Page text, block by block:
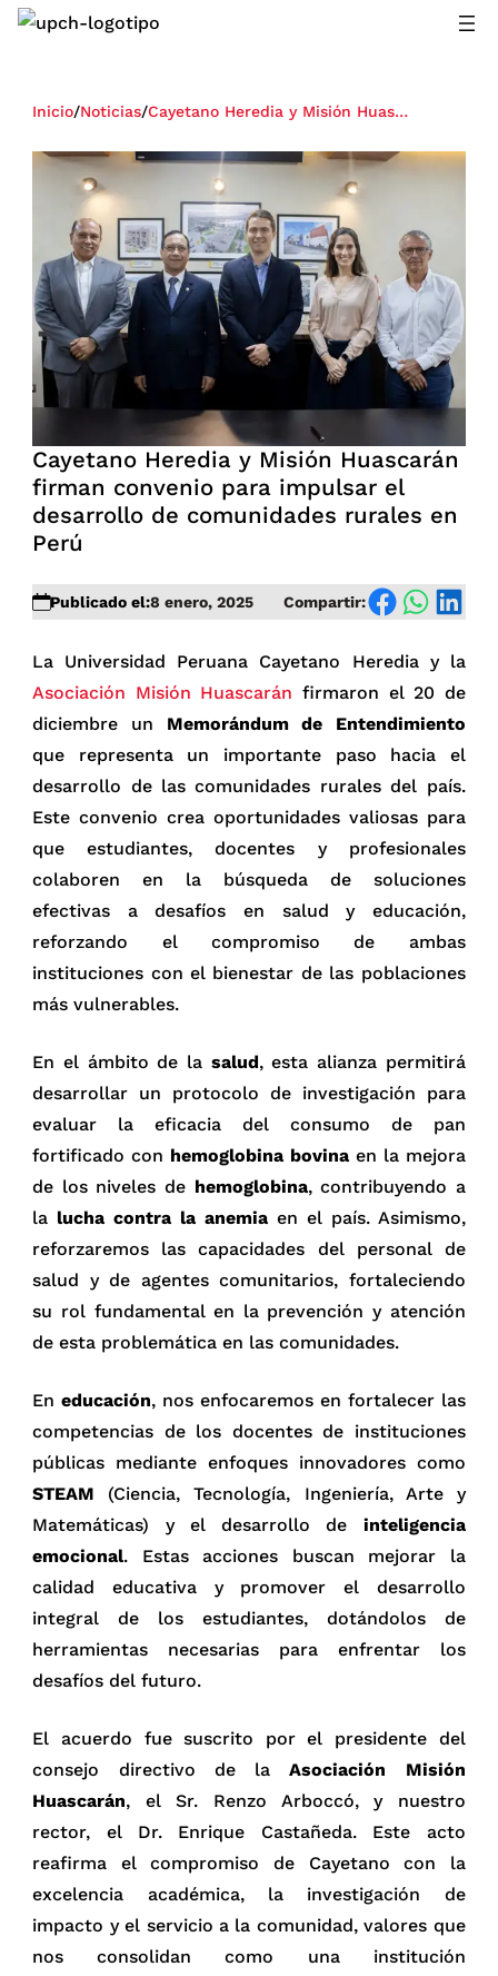
Inicio/Noticias/ Cayetano Heredia y Misión Huascarán firman convenio para impulsar el desarrollo de comunidades rurales en Perú
Cayetano Heredia y Misión Huascarán
firman convenio para impulsar el
desarrollo de comunidades rurales en
Perú
Publicado el:8 enero, 2025 Compartir:Facebook WhatsApp Linkedin
La Universidad Peruana Cayetano Heredia y la
Asociación Misión Huascarán firmaron el 20 de
diciembre un Memorándum de Entendimiento
que representa un importante paso hacia el
desarrollo de las comunidades rurales del país.
Este convenio crea oportunidades valiosas para
que estudiantes, docentes y profesionales
colaboren en la búsqueda de soluciones
efectivas a desafíos en salud y educación,
reforzando el compromiso de ambas
instituciones con el bienestar de las poblaciones
más vulnerables.
En el ámbito de la salud, esta alianza permitirá
desarrollar un protocolo de investigación para
evaluar la eficacia del consumo de pan
fortificado con hemoglobina bovina en la mejora
de los niveles de hemoglobina, contribuyendo a
la lucha contra la anemia en el país. Asimismo,
reforzaremos las capacidades del personal de
salud y de agentes comunitarios, fortaleciendo
su rol fundamental en la prevención y atención
de esta problemática en las comunidades.
Eneducación, nos enfocaremos en fortalecer las
competencias de los docentes de instituciones
públicas mediante enfoques innovadores como
STEAM (Ciencia, Tecnología, Ingeniería, Arte y
Matemáticas) y el desarrollo de inteligencia
emocional. Estas acciones buscan mejorar la
calidad educativa y promover el desarrollo
integral de los estudiantes, dotándolos de
herramientas necesarias para enfrentar los
desafíos del futuro.
El acuerdo fue suscrito por el presidente del
consejo directivo de laAsociación Misión
Huascarán, el Sr. Renzo Arboccó, y nuestro
rector, el Dr. Enrique Castañeda. Este acto
reafirma el compromiso de Cayetano con la
excelencia académica, la investigación de
impacto y el servicio a la comunidad, valores que
nos consolidan como una institución